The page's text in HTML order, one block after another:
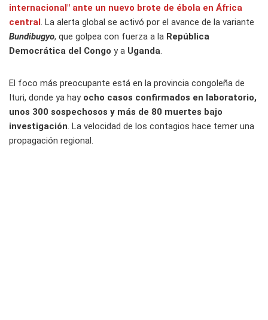
internacional" ante un nuevo brote de ébola en África
central. La alerta global se activó por el avance de la variante
Bundibugyo, que golpea con fuerza a la República
Democrática del Congo y a Uganda.
El foco más preocupante está en la provincia congoleña de
Ituri, donde ya hay ocho casos confirmados en laboratorio,
unos 300 sospechosos y más de 80 muertes bajo
investigación. La velocidad de los contagios hace temer una
propagación regional.